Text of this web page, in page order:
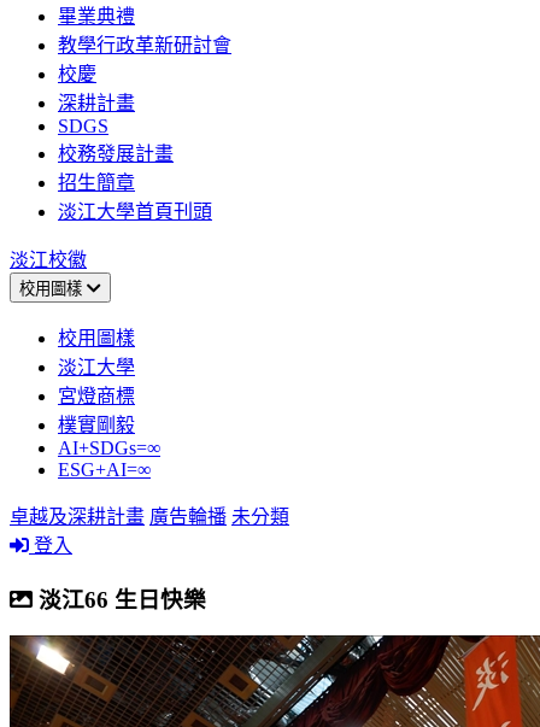
畢業典禮
教學行政革新研討會
校慶
深耕計畫
SDGS
校務發展計畫
招生簡章
淡江大學首頁刊頭
淡江校徽
校用圖樣
校用圖樣
淡江大學
宮燈商標
樸實剛毅
AI+SDGs=∞
ESG+AI=∞
卓越及深耕計畫 廣告輪播 未分類
登入
淡江66 生日快樂